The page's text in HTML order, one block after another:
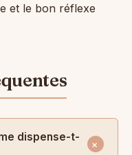
et le bon réflexe
dispense-t-